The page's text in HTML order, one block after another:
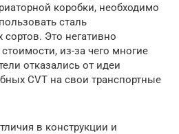
коробки, необходимо
сталь
Это негативно
из-за чего многие
отказались от идеи
CVT на свои транспортные
в конструкции и